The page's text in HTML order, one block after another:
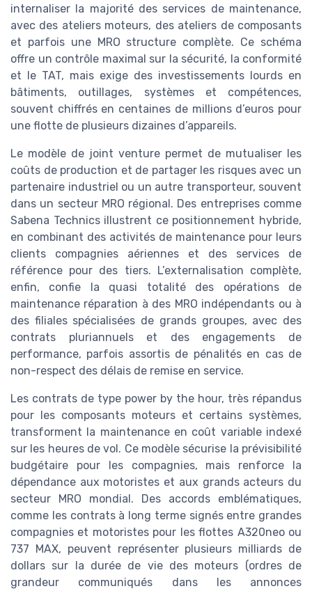
internaliser la majorité des services de maintenance,
avec des ateliers moteurs, des ateliers de composants
et parfois une MRO structure complète. Ce schéma
offre un contrôle maximal sur la sécurité, la conformité
et le TAT, mais exige des investissements lourds en
bâtiments, outillages, systèmes et compétences,
souvent chiffrés en centaines de millions d’euros pour
une flotte de plusieurs dizaines d’appareils.
Le modèle de joint venture permet de mutualiser les
coûts de production et de partager les risques avec un
partenaire industriel ou un autre transporteur, souvent
dans un secteur MRO régional. Des entreprises comme
Sabena Technics illustrent ce positionnement hybride,
en combinant des activités de maintenance pour leurs
clients compagnies aériennes et des services de
référence pour des tiers. L’externalisation complète,
enfin, confie la quasi totalité des opérations de
maintenance réparation à des MRO indépendants ou à
des filiales spécialisées de grands groupes, avec des
contrats pluriannuels et des engagements de
performance, parfois assortis de pénalités en cas de
non-respect des délais de remise en service.
Les contrats de type power by the hour, très répandus
pour les composants moteurs et certains systèmes,
transforment la maintenance en coût variable indexé
sur les heures de vol. Ce modèle sécurise la prévisibilité
budgétaire pour les compagnies, mais renforce la
dépendance aux motoristes et aux grands acteurs du
secteur MRO mondial. Des accords emblématiques,
comme les contrats à long terme signés entre grandes
compagnies et motoristes pour les flottes A320neo ou
737 MAX, peuvent représenter plusieurs milliards de
dollars sur la durée de vie des moteurs (ordres de
grandeur communiqués dans les annonces